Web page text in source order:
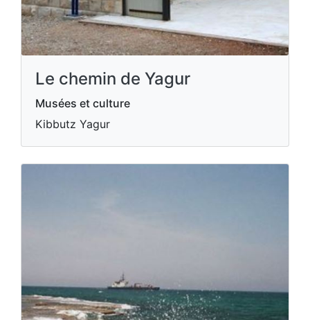
Le chemin de Yagur
Musées et culture
Kibbutz Yagur